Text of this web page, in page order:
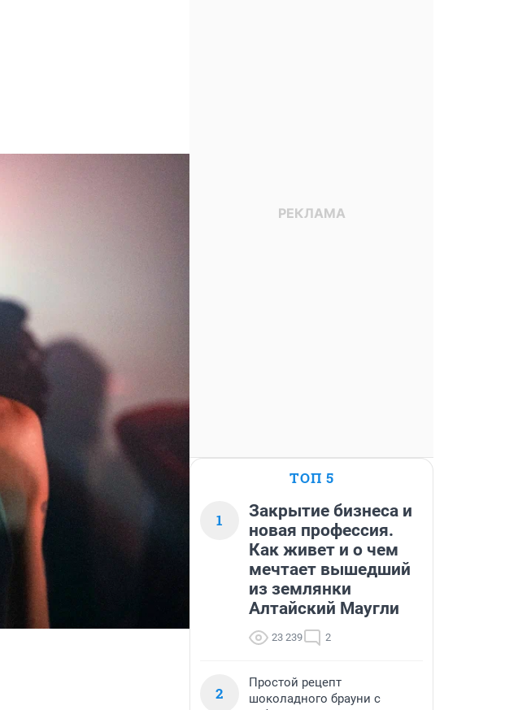
ТОП 5
1
Закрытие бизнеса и
новая профессия.
Как живет и о чем
мечтает вышедший
из землянки
Алтайский Маугли
23 239 2
2
Простой рецепт
шоколадного брауни с